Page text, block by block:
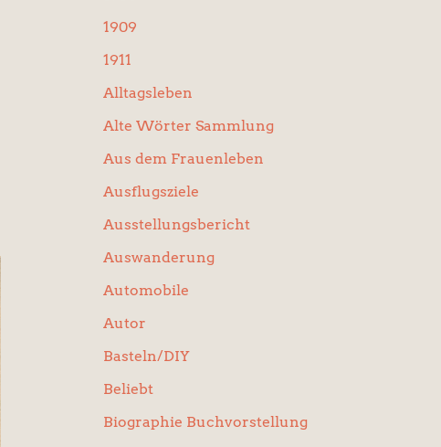
1909
1911
Alltagsleben
Alte Wörter Sammlung
Aus dem Frauenleben
Ausflugsziele
Ausstellungsbericht
Auswanderung
Automobile
Autor
Basteln/DIY
Beliebt
Biographie Buchvorstellung